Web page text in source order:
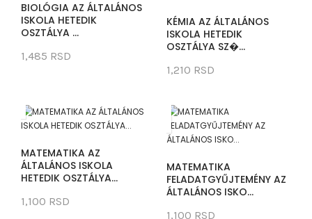
BIOLÓGIA AZ ÁLTALÁNOS
ISKOLA HETEDIK
OSZTÁLYA ...
1,485 RSD
KÉMIA AZ ÁLTALÁNOS
ISKOLA HETEDIK
OSZTÁLYA SZ�...
1,210 RSD
MATEMATIKA AZ
ÁLTALÁNOS ISKOLA
HETEDIK OSZTÁLYA...
1,100 RSD
MATEMATIKA
FELADATGYŰJTEMÉNY AZ
ÁLTALÁNOS ISKO...
1,100 RSD